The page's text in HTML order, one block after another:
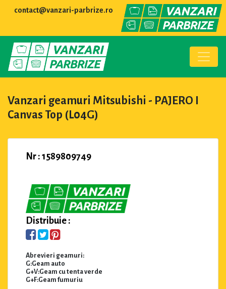
contact@vanzari-parbrize.ro
Vanzari geamuri Mitsubishi - PAJERO I
Canvas Top (L04G)
Nr : 1589809749
Distribuie :
Abrevieri geamuri:
G:Geam auto
G+V:Geam cu tenta verde
G+F:Geam fumuriu